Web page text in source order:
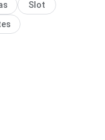
frequente.
Slot